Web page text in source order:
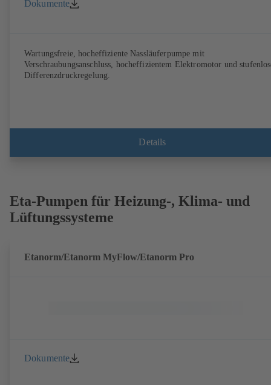
Dokumente
Wartungsfreie, hocheffiziente Nassläuferpumpe mit
Verschraubungsanschluss, hocheffizientem Elektromotor und
Differenzdruckregelung.
Details
Eta-Pumpen für Heizung-, Klima- und
Lüftungssysteme
Etanorm/Etanorm MyFlow/Etanorm Pro
Dokumente